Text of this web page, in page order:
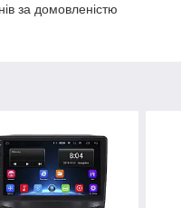
за домовленістю